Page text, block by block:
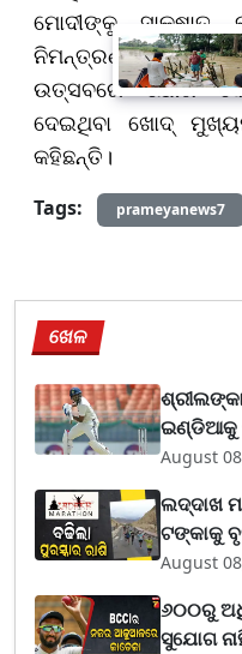
ମୋଦୀଙ୍କୁ
ନିମନ୍ତ୍ରଣ କରିଥିଲେ।
ଉତ୍ସବରେ ଯୋଗ
ଦେଇଥିବା ଖୋଦ୍
କହିଛନ୍ତି।
Tags: prameyanews7
ଖେଳ
ଇଣ୍ଡିଆକୁ
August
ଲଦ୍ଦାଖ
ଟଙ୍କାକୁ
August
୬୦୦ରୁ
ସୁଯୋଗ